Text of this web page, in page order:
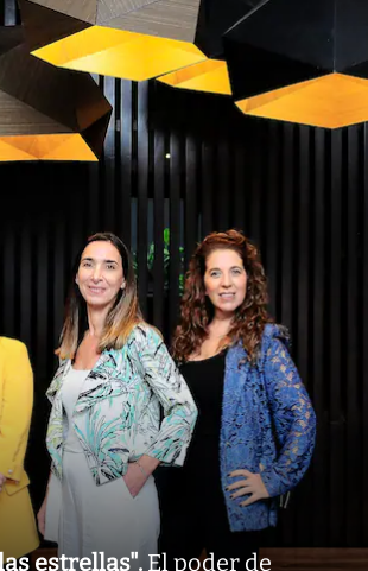
estrellas". El poder de